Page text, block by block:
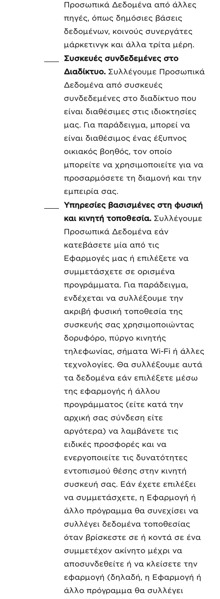
Προσωπικά Δεδομένα από άλλες
πηγές, όπως δημόσιες βάσεις
δεδομένων, κοινούς συνεργάτες
μάρκετινγκ και άλλα τρίτα μέρη.
Συσκευές συνδεδεμένες στο
Διαδίκτυο. Συλλέγουμε Προσωπικά
Δεδομένα από συσκευές
συνδεδεμένες στο διαδίκτυο που
είναι διαθέσιμες στις ιδιοκτησίες
μας. Για παράδειγμα, μπορεί να
είναι διαθέσιμος ένας έξυπνος
οικιακός βοηθός, τον οποίο
μπορείτε να χρησιμοποιείτε για να
προσαρμόσετε τη διαμονή και την
εμπειρία σας.
Υπηρεσίες βασισμένες στη φυσική
και κινητή τοποθεσία. Συλλέγουμε
Προσωπικά Δεδομένα εάν
κατεβάσετε μία από τις
Εφαρμογές μας ή επιλέξετε να
συμμετάσχετε σε ορισμένα
προγράμματα. Για παράδειγμα,
ενδέχεται να συλλέξουμε την
ακριβή φυσική τοποθεσία της
συσκευής σας χρησιμοποιώντας
δορυφόρο, πύργο κινητής
τηλεφωνίας, σήματα Wi-Fi ή άλλες
τεχνολογίες. Θα συλλέξουμε αυτά
τα δεδομένα εάν επιλέξετε μέσω
της εφαρμογής ή άλλου
προγράμματος (είτε κατά την
αρχική σας σύνδεση είτε
αργότερα) να λαμβάνετε τις
ειδικές προσφορές και να
ενεργοποιείτε τις δυνατότητες
εντοπισμού θέσης στην κινητή
συσκευή σας. Εάν έχετε επιλέξει
να συμμετάσχετε, η Εφαρμογή ή
άλλο πρόγραμμα θα συνεχίσει να
συλλέγει δεδομένα τοποθεσίας
όταν βρίσκεστε σε ή κοντά σε ένα
συμμετέχον ακίνητο μέχρι να
αποσυνδεθείτε ή να κλείσετε την
εφαρμογή (δηλαδή, η Εφαρμογή ή
άλλο πρόγραμμα θα συλλέγει